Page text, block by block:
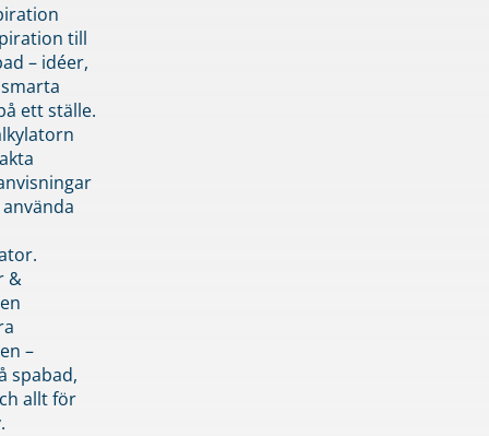
till
– idéer,
ett ställe.
&
–
spabad,
allt för